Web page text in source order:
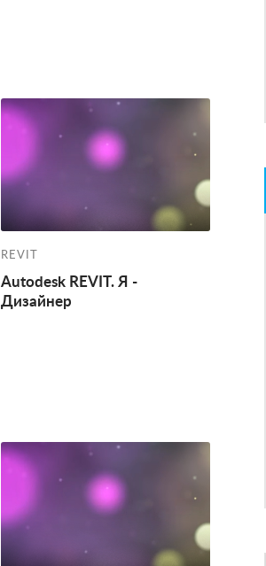
REVIT
Autodesk REVIT. Я -
Дизайнер